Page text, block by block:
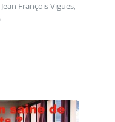
François Vigues,